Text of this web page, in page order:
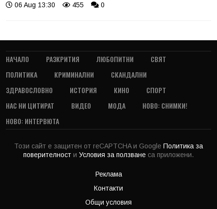
06 Aug 13:30 455 0
НАЧАЛО РАЗКРИТИЯ ЛЮБОПИТНИ
СВЯТ
ПОЛИТИКА
КРИМИНАЛНИ
СКАНДАЛНИ
ЗДРАВОСЛОВНО
ИСТОРИЯ КИНО
СПОРТ
НАС НИ ЦИТИРАТ
ВИДЕО МОДА
НОВО: СНИМКИ!
НОВО: ИНТЕРВЮТА
Този сайт е защитен от reCAPTCHA и Google Политика за
поверителност и Условия за ползване са приложени.
Реклама
Контакти
Общи условия